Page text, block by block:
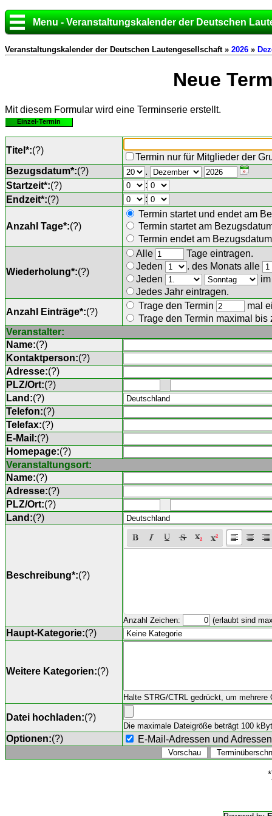
Menu - Veranstaltungskalender der Deutschen
Veranstaltungskalender der Deutschen Lautengesellschaft » 2026 »
Neue
Mit diesem Formular wird eine Terminserie erstellt.
Einzel-Termin
Titel*:(?)
Termin nur für Mitglieder der
Bezugsdatum*:(?)
.
Startzeit*:(?)
:
Endzeit*:(?) :
Anzahl Tage*:(?)
Termin startet und endet am
Termin startet am
Termin endet am
Wiederholung*:(?)
Alle
Tage eintragen.
Jeden
. des Monats alle
Jeden
Jedes Jahr eintragen.
Anzahl Einträge*:(?)
Trage den Termin
mal
Trage den Termin maximal bis
Veranstalter:
Name:(?)
Kontaktperson:(?)
Adresse:(?)
PLZ/Ort:(?)
Land:(?)
Telefon:(?)
Telefax:(?)
E-Mail:(?)
Homepage:(?)
Veranstaltungsort:
Name:(?)
Adresse:(?)
PLZ/Ort:(?)
Land:(?)
Beschreibung*:(?)
Anzahl Zeichen: (erlaubt sind
Haupt-Kategorie:(?)
Weitere Kategorien:(?)
Halte STRG/CTRL gedrückt, um mehrere
Datei hochladen:(?)
Die maximale Dateigröße beträgt 100
Optionen:(?) E-Mail-Adressen und